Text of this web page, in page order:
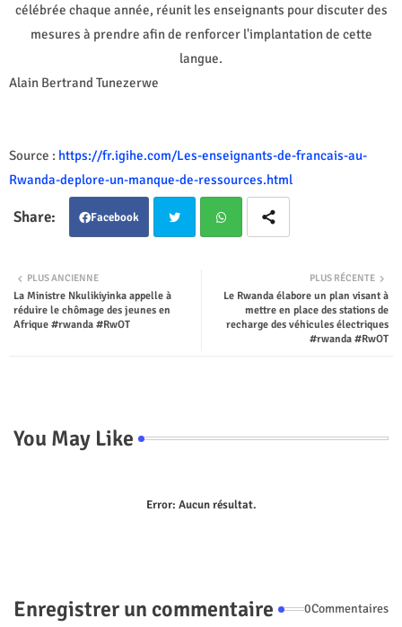
célébrée chaque année, réunit les enseignants pour discuter des
mesures à prendre afin de renforcer l'implantation de cette
langue.
Alain Bertrand Tunezerwe
Source : https://fr.igihe.com/Les-enseignants-de-francais-au-
Rwanda-deplore-un-manque-de-ressources.html
Facebook
ter tsap
PLUS RÉCENTE
Le Rwanda élabore un plan visant à
mettre en place des stations de
recharge des véhicules électriques
#rwanda #RwOT
PLUS ANCIENNE
La Ministre Nkulikiyinka appelle à
réduire le chômage des jeunes en
Afrique #rwanda #RwOT
You May Like
Error: Aucun résultat.
Enregistrer un commentaire 0Commentaires